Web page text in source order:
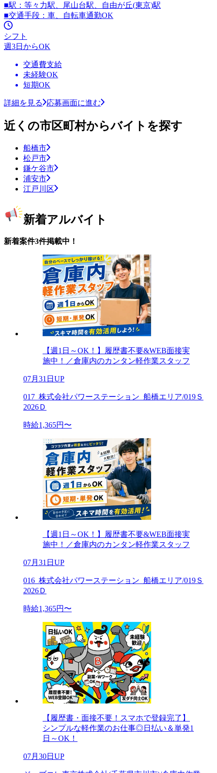
■駅：等々力駅、尾山台駅、自由が丘(東京)駅
■交通手段：車、自転車通勤OK
シフト
週3日からOK
交通費支給
未経験OK
短期OK
詳細を見る 応募画面に進む
近くの市区町村からバイトを探す
船橋市
松戸市
鎌ケ谷市
浦安市
江戸川区
新着アルバイト
新着案件3件掲載中！
【週1日～OK！】履歴書不要&WEB面接実
施中！／倉庫内のカンタン軽作業スタッフ
07月31日UP
017_株式会社パワーステーション_船橋エリア/019Ｓ
2026Ｄ
時給1,365円〜
【週1日～OK！】履歴書不要&WEB面接実
施中！／倉庫内のカンタン軽作業スタッフ
07月31日UP
016_株式会社パワーステーション_船橋エリア/019Ｓ
2026Ｄ
時給1,365円〜
【履歴書・面接不要！スマホで登録完了】
シンプルな軽作業のお仕事◎日払い＆単発1
日～OK！
07月30日UP